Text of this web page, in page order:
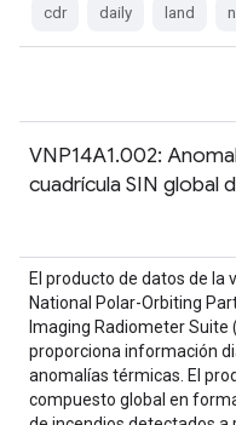
cdr daily land
VNP14A1.002:
cuadrícula SIN global
El producto de datos de la
National Polar-Orbiting
Imaging Radiometer
proporciona información
anomalías térmicas. El
compuesto global en